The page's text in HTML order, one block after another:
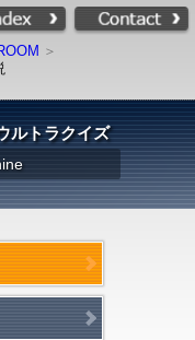
ルトラクイズ